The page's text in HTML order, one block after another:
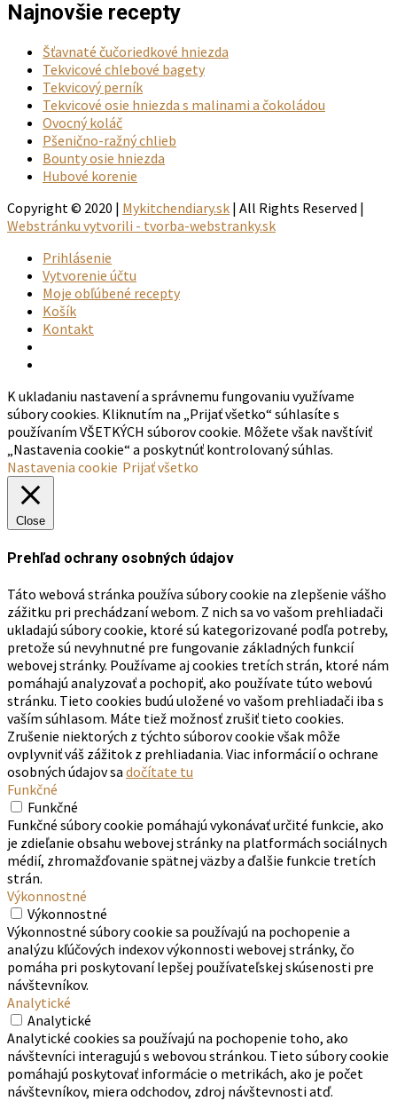
Najnovšie recepty
Šťavnaté čučoriedkové hniezda
Tekvicové chlebové bagety
Tekvicový perník
Tekvicové osie hniezda s malinami a čokoládou
Ovocný koláč
Pšenično-ražný chlieb
Bounty osie hniezda
Hubové korenie
Copyright © 2020 | Mykitchendiary.sk | All Rights Reserved |
Webstránku vytvorili - tvorba-webstranky.sk
Prihlásenie
Vytvorenie účtu
Moje obľúbené recepty
Košík
Kontakt
K ukladaniu nastavení a správnemu fungovaniu využívame
súbory cookies. Kliknutím na „Prijať všetko“ súhlasíte s
používaním VŠETKÝCH súborov cookie. Môžete však navštíviť
„Nastavenia cookie“ a poskytnúť kontrolovaný súhlas.
Nastavenia cookie Prijať všetko
Close
Prehľad ochrany osobných údajov
Táto webová stránka používa súbory cookie na zlepšenie vášho
zážitku pri prechádzaní webom. Z nich sa vo vašom prehliadači
ukladajú súbory cookie, ktoré sú kategorizované podľa potreby,
pretože sú nevyhnutné pre fungovanie základných funkcií
webovej stránky. Používame aj cookies tretích strán, ktoré nám
pomáhajú analyzovať a pochopiť, ako používate túto webovú
stránku. Tieto cookies budú uložené vo vašom prehliadači iba s
vaším súhlasom. Máte tiež možnosť zrušiť tieto cookies.
Zrušenie niektorých z týchto súborov cookie však môže
ovplyvniť váš zážitok z prehliadania. Viac informácií o ochrane
osobných údajov sa dočítate tu
Funkčné
Funkčné
Funkčné súbory cookie pomáhajú vykonávať určité funkcie, ako
je zdieľanie obsahu webovej stránky na platformách sociálnych
médií, zhromažďovanie spätnej väzby a ďalšie funkcie tretích
strán.
Výkonnostné
Výkonnostné
Výkonnostné súbory cookie sa používajú na pochopenie a
analýzu kľúčových indexov výkonnosti webovej stránky, čo
pomáha pri poskytovaní lepšej používateľskej skúsenosti pre
návštevníkov.
Analytické
Analytické
Analytické cookies sa používajú na pochopenie toho, ako
návštevníci interagujú s webovou stránkou. Tieto súbory cookie
pomáhajú poskytovať informácie o metrikách, ako je počet
návštevníkov, miera odchodov, zdroj návštevnosti atď.